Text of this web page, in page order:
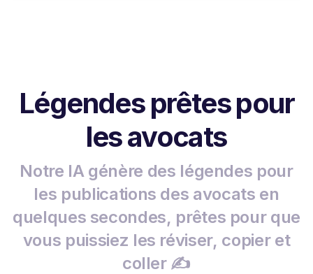
Légendes prêtes pour
les avocats
Notre IA génère des légendes pour
les publications des avocats en
quelques secondes, prêtes pour que
vous puissiez les réviser, copier et
coller ✍️